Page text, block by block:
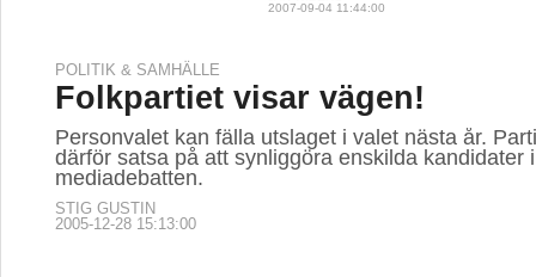
2007-09-04 11:44:00
POLITIK & SAMHÄLLE
Folkpartiet visar vägen!
Personvalet kan fälla utslaget i valet nästa år.
därför satsa på att synliggöra enskilda kandidater i
mediadebatten.
STIG GUSTIN
2005-12-28 15:13:00